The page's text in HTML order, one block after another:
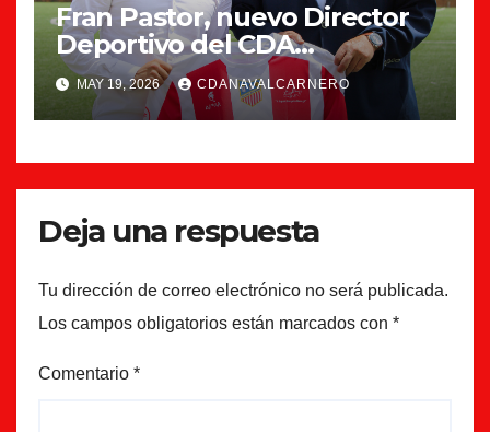
Fran Pastor, nuevo Director
Deportivo del CDA
Navalcarnero
MAY 19, 2026 CDANAVALCARNERO
Deja una respuesta
Tu dirección de correo electrónico no será publicada.
Los campos obligatorios están marcados con *
Comentario *